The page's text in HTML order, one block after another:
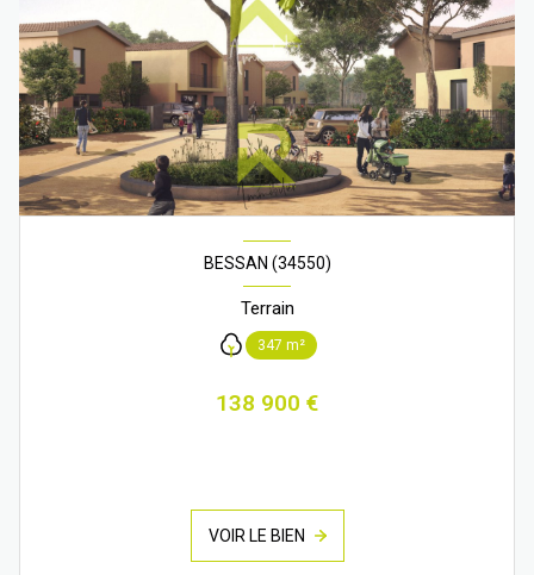
BESSAN (34550)
Terrain
347 m²
138 900 €
VOIR LE BIEN